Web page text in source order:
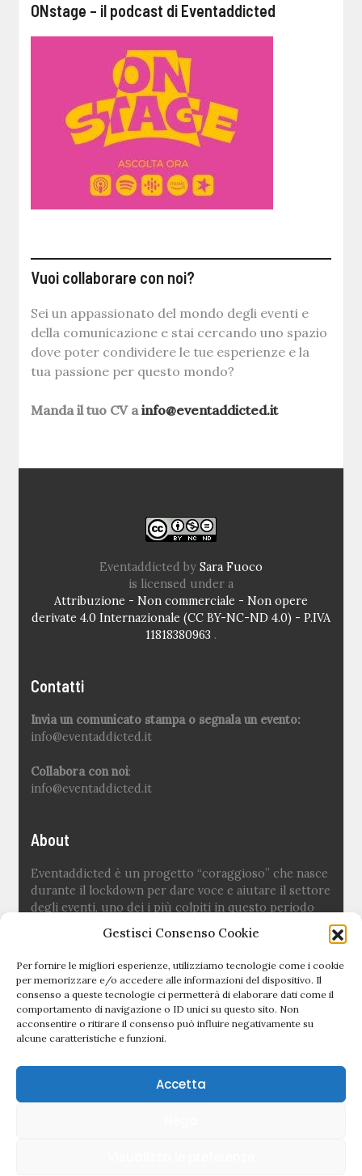
Gestisci Consenso Cookie
Per fornire le migliori esperienze, utilizziamo tecnologie come i cookie
per memorizzare e/o accedere alle informazioni del dispositivo. Il
consenso a queste tecnologie ci permetterà di elaborare dati come il
comportamento di navigazione o ID unici su questo sito. Non
acconsentire o ritirare il consenso può influire negativamente su
alcune caratteristiche e funzioni.
Accetta
ONstage – il podcast di Eventaddicted
Vuoi collaborare con noi?
Sei un appassionato del mondo degli eventi e
della comunicazione e stai cercando uno spazio
dove poter condividere le tue esperienze e la
tua passione per questo mondo?
Manda il tuo CV ainfo@eventaddicted.it
Eventaddicted by Sara Fuoco
is licensed under a
Attribuzione - Non commerciale - Non opere
derivate 4.0 Internazionale (CC BY-NC-ND 4.0) - P.IVA
11818380963 .
Contatti
Invia un comunicato stampa o segnala un evento:
info@eventaddicted.it
Collabora con noi:
info@eventaddicted.it
About
Eventaddicted è un progetto “coraggioso” che nasce
durante il lockdown per dare voce e aiutare il settore
degli eventi, uno dei i più colpiti in questo periodo
Ideato e fondato da Sara Fuoco
Quick links
Newsletter
Politica editoriale